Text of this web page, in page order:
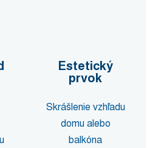
Estetický
prvok
Skrášlenie vzhľadu
domu alebo
balkóna